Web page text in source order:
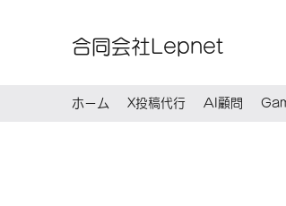
合同会社Lepnet
ホーム X投稿代行 AI顧問